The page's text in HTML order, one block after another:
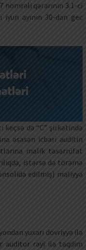
qərarının 3.1-ci
ayının 30-dan gec
də “C” şirkətində
əsasən icbari auditin
malik təsərrüfat
istərsə də törəmə
edilmiş) maliyyə
yuxarı dövriyyə ilə
auditor rəyi ilə təqdim